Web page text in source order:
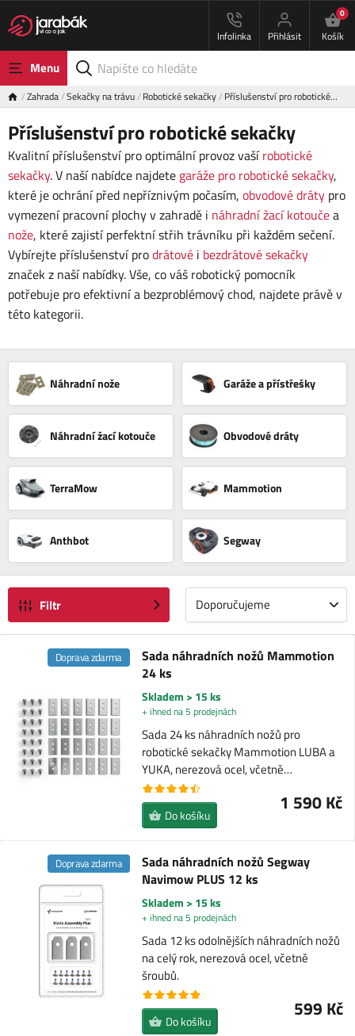
Infolinka Přihlásit
0
Košík
Menu
Zahrada Sekačky na trávu Robotické sekačky Příslušenství pro robotické…
Příslušenství pro robotické sekačky
Kvalitní příslušenství pro optimální provoz vašírobotické
sekačky. V naší nabídce najdete garáže pro robotické sekačky,
které je ochrání před nepříznivým počasím, obvodové dráty pro
vymezení pracovní plochy v zahradě i náhradní žací kotoučea
nože, které zajistí perfektní střih trávníku při každém sečení.
Vybírejte příslušenství prodrátové i bezdrátové sekačky
značek z naší nabídky. Vše, co váš robotický pomocník
potřebuje pro efektivní a bezproblémový chod, najdete právě v
této kategorii.
Náhradní nože Garáže a přístřešky
Náhradní žací kotouče Obvodové dráty
TerraMow Mammotion
Anthbot Segway
Filtr Doporučujeme
Sada náhradních nožů Mammotion
24 ks
Doprava zdarma
Skladem > 15 ks
+ ihned na 5 prodejnách
Sada 24 ks náhradních nožů pro
robotické sekačky Mammotion LUBA a
YUKA, nerezová ocel, včetně…
1 590 Kč
Do košíku
Sada náhradních nožů Segway
Navimow PLUS 12 ks
Doprava zdarma
Skladem > 15 ks
+ ihned na 5 prodejnách
Sada 12 ks odolnějších náhradních nožů
na celý rok, nerezová ocel, včetně
šroubů.
599 Kč
Do košíku